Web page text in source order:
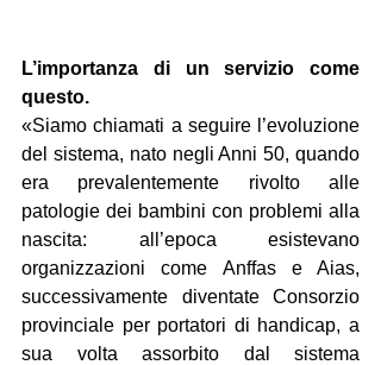
L’importanza di un servizio come
questo.
«Siamo chiamati a seguire l’evoluzione
del sistema, nato negli Anni 50, quando
era prevalentemente rivolto alle
patologie dei bambini con problemi alla
nascita: all’epoca esistevano
organizzazioni come Anffas e Aias,
successivamente diventate Consorzio
provinciale per portatori di handicap, a
sua volta assorbito dal sistema